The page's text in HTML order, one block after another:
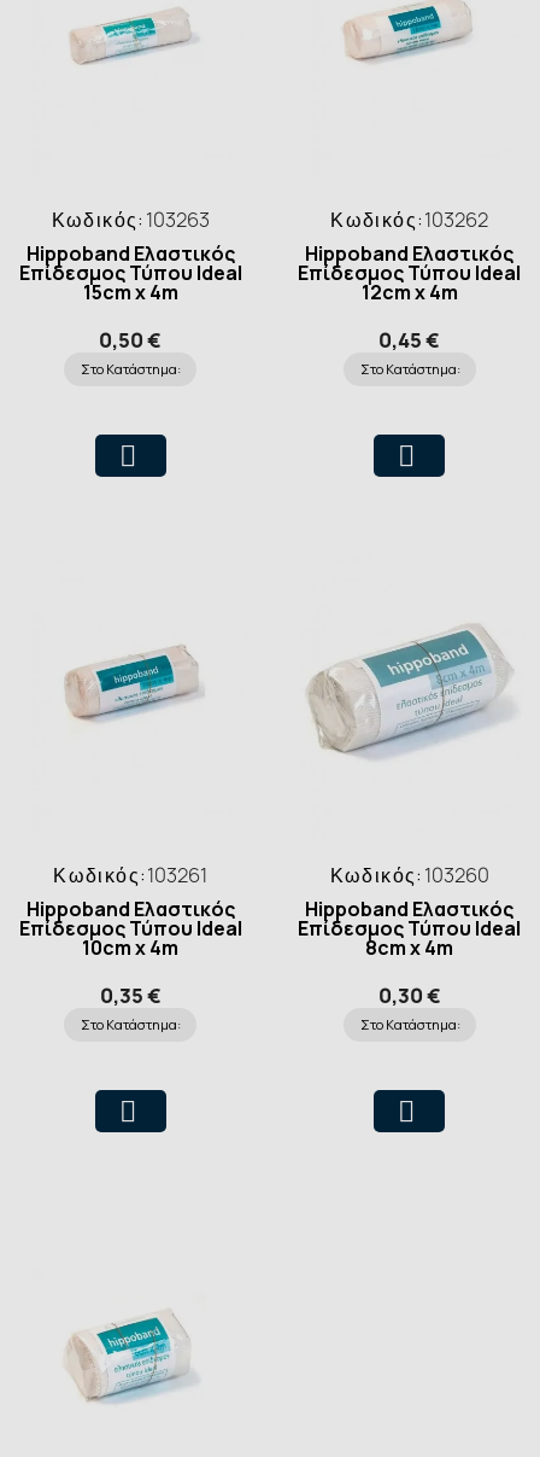
Κωδικός: 103263
Hippoband Ελαστικός
Επίδεσμος Τύπου Ideal
15cm x 4m
0,50 €
Στο Κατάστημα:
Κωδικός:103262
Hippoband Ελαστικός
Επίδεσμος Τύπου Ideal
12cm x 4m
0,45 €
Στο Κατάστημα:
Κωδικός:103261
Hippoband Ελαστικός
Επίδεσμος Τύπου Ideal
10cm x 4m
0,35 €
Στο Κατάστημα:
Κωδικός: 103260
Hippoband Ελαστικός
Επίδεσμος Τύπου Ideal
8cm x 4m
0,30 €
Στο Κατάστημα: